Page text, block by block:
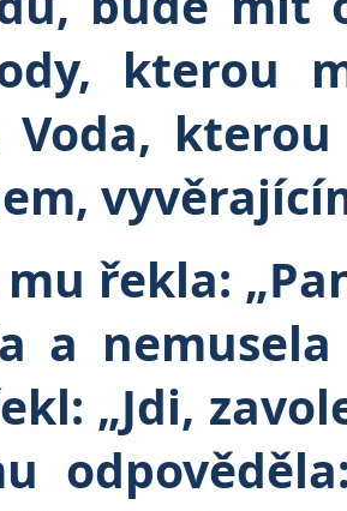
kterou
Voda,
mu řekla:
a
„Jdi,